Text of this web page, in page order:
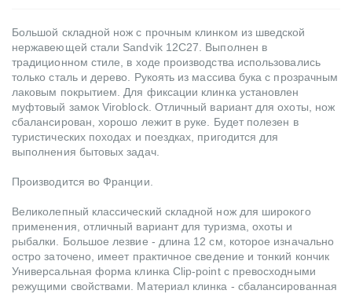
Большой складной нож с прочным клинком из шведской
нержавеющей стали Sandvik 12C27. Выполнен в
традиционном стиле, в ходе производства использовались
только сталь и дерево. Рукоять из массива бука с прозрачным
лаковым покрытием. Для фиксации клинка установлен
муфтовый замок Viroblock. Отличный вариант для охоты, нож
сбалансирован, хорошо лежит в руке. Будет полезен в
туристических походах и поездках, пригодится для
выполнения бытовых задач.
Производится во Франции.
Великолепный классический складной нож для широкого
применения, отличный вариант для туризма, охоты и
рыбалки. Большое лезвие - длина 12 см, которое изначально
остро заточено, имеет практичное сведение и тонкий кончик
Универсальная форма клинка Clip-point с превосходными
режущими свойствами. Материал клинка - сбалансированная